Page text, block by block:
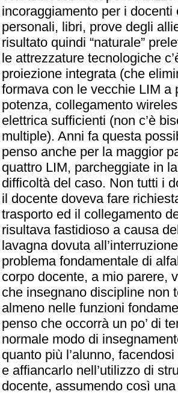
incoraggiamento per i
personali, libri, prove degli
risultato quindi “naturale”
le attrezzature tecnologiche
proiezione integrata (che
formava con le vecchie LIM a
potenza, collegamento
elettrica sufficienti (non c’è
multiple). Anni fa questa
penso anche per la maggior
quattro LIM, parcheggiate in
difficoltà del caso. Non tutti i
il docente doveva fare
trasporto ed il collegamento
risultava fastidioso a causa
lavagna dovuta
problema fondamentale di
corpo docente, a mio parere,
che insegnano discipline non
almeno nelle funzioni
penso che occorrà un po’ di
normale modo di
quanto più l’alunno,
e affiancarlo nell’utilizzo di
docente, assumendo così